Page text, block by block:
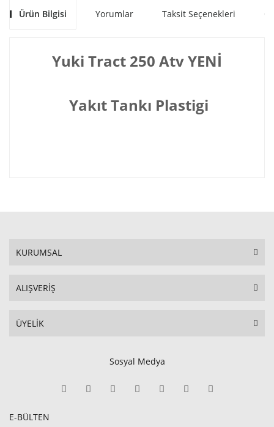
Ürün Bilgisi Yorumlar Taksit Seçenekleri
Yuki Tract 250 Atv YENİ
Yakıt Tankı Plastigi
KURUMSAL
ALIŞVERİŞ
ÜYELİK
Sosyal Medya
E-BÜLTEN